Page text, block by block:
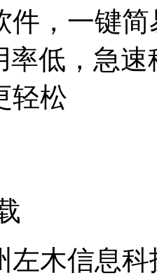
件，一键
率低，急
轻松
左木信息